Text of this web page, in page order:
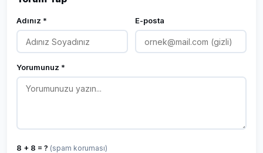
Adınız * E-posta
Yorumunuz *
8 + 8 = ? (spam koruması)